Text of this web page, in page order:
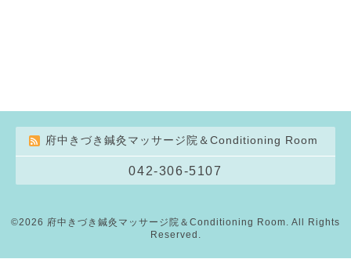
府中きづき鍼灸マッサージ院＆Conditioning Room
042-306-5107
©2026 府中きづき鍼灸マッサージ院＆Conditioning Room . All Rights
Reserved.